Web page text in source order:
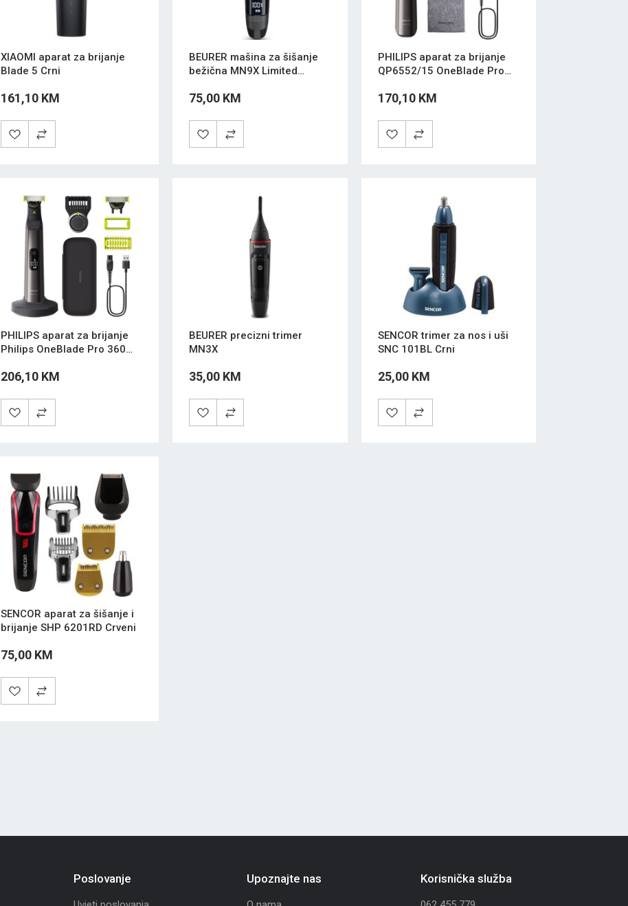
XIAOMI aparat za brijanje
Blade 5 Crni
161,10 KM
BEURER mašina za šišanje
bežična MN9X Limited
75,00 KM
PHILIPS aparat za brijanje
QP6552/15 OneBlade Pro
170,10 KM
PHILIPS aparat za brijanje
Philips OneBlade Pro 360
206,10 KM
BEURER precizni trimer
MN3X
35,00 KM
SENCOR trimer za nos i uši
SNC 101BL Crni
25,00 KM
SENCOR aparat za šišanje i
brijanje SHP 6201RD Crveni
75,00 KM
Poslovanje Upoznajte nas Korisnička služba